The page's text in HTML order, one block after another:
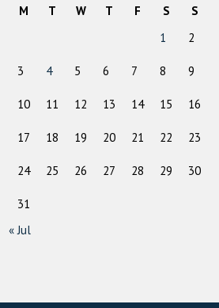
M
T W T F S
S
1
2
3 4 5 6 7 8 9
10 11 12 13 14 15 16
17 18 19 20 21 22 23
24 25 26 27 28 29 30
31
« Jul